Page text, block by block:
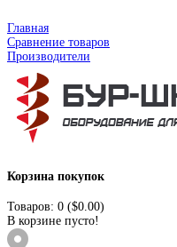
Главная
Сравнение товаров
Производители
Корзина покупок
Товаров: 0 ($0.00)
В корзине пусто!